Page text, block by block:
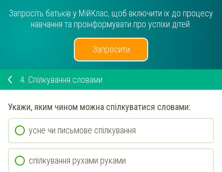
Запросіть батьків у МійКлас, щоб включити їх до процесу
навчання та проінформувати про успіхи дітей.
Запросити
4. Спілкування словами
Укажи, яким чином можна спілкуватися словами:
усне чи письмове спілкування
спілкування рухами руками